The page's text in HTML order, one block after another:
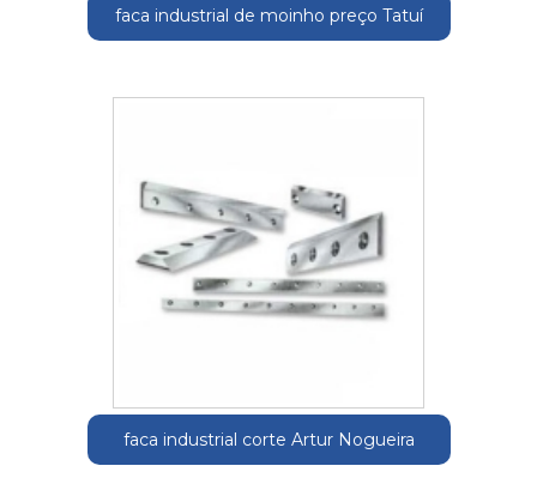
faca industrial de moinho preço Tatuí
faca industrial corte Artur Nogueira